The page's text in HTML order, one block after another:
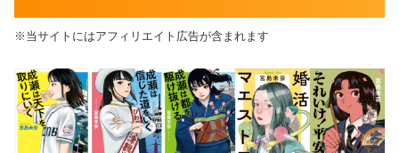
※当サイトにはアフィリエイト広告が含まれます